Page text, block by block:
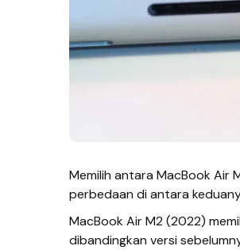
Memilih antara MacBook Air
perbedaan di antara
MacBook Air M2 (2022)
dibandingkan versi